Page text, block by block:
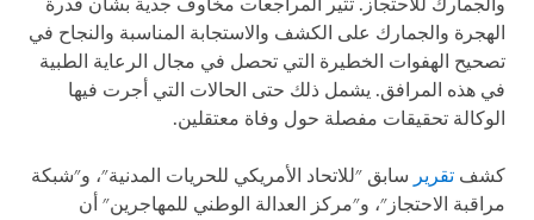
والجمارك للاحتجاز. تثير المراجعات مخاوف جدية بشأن قدرة
الهجرة والجمارك على الكشف والاستجابة المناسبة والنجاح في
تصحيح الهفوات الخطيرة التي تحصل في مجال الرعاية الطبية
في هذه المرافق. يشمل ذلك حتى الحالات التي أجرت فيها
الوكالة تحقيقات مفصلة حول وفاة معتقلين.
كشف تقرير سابق "للاتحاد الأمريكي للحريات المدنية"، و"شبكة
مراقبة الاحتجاز"، و"مركز العدالة الوطني للمهاجرين" أن